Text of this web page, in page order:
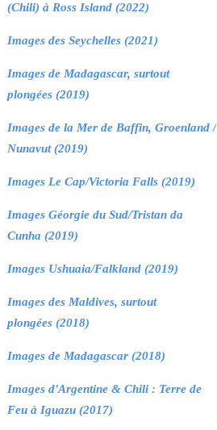
(Chili) à Ross Island (2022)
Images des Seychelles (2021)
Images de Madagascar, surtout
plongées (2019)
Images de la Mer de Baffin, Groenland /
Nunavut (2019)
Images Le Cap/Victoria Falls (2019)
Images Géorgie du Sud/Tristan da
Cunha (2019)
Images Ushuaia/Falkland (2019)
Images des Maldives, surtout
plongées (2018)
Images de Madagascar (2018)
Images d'Argentine & Chili : Terre de
Feu à Iguazu (2017)